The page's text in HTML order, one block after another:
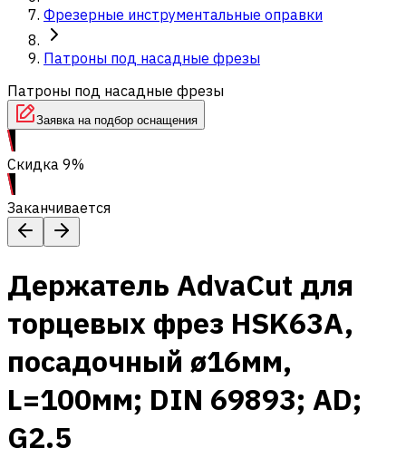
Фрезерные инструментальные оправки
Патроны под насадные фрезы
Патроны под насадные фрезы
Заявка на подбор оснащения
Скидка 9%
Заканчивается
Держатель AdvaCut для
торцевых фрез HSK63A,
посадочный ø16мм,
L=100мм; DIN 69893; AD;
G2.5